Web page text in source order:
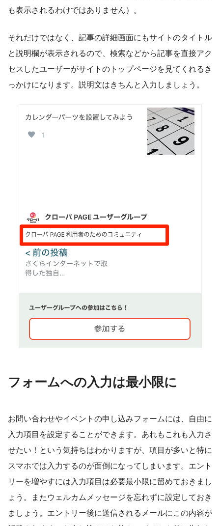
も表示されるわけではありません）。
それだけではなく、記事の詳細画面にもサイトのタイトル
と説明欄が表示されるので、検索などから記事を直接アク
セスしたユーザーがサイトのトップページを見てくれるき
っかけになります。説明文はきちんと入力しましょう。
フォームへの入力は最小限に
お問い合わせやイベントの申し込みフォームには、自由に
入力項目を設定することができます。あれもこれも入力さ
せたい！という気持ちはわかりますが、項目が多いと特に
スマホでは入力するのが面倒になってしまいます。エント
リーを増やすには入力項目は必要最小限に留めておきまし
ょう。またウェルカムメッセージを忘れずに設定しておき
ましょう。エントリー後に送信されるメールにこの内容が